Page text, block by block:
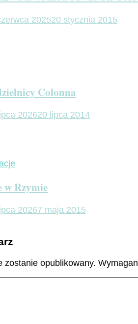
202520 stycznia 2015
Colonna
202620 lipca 2014
w Rzymie
20267 maja 2015
zostanie opublikowany.